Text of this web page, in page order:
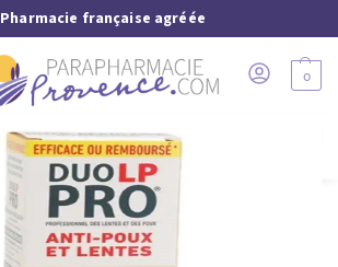
Pharmacie française agréée
0